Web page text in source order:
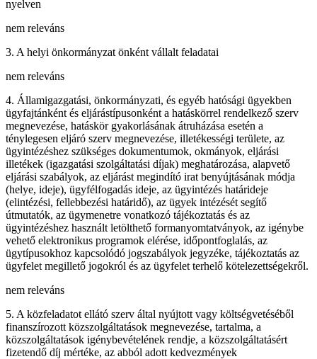
nyelven
nem releváns
3. A helyi önkormányzat önként vállalt feladatai
nem releváns
4. Államigazgatási, önkormányzati, és egyéb hatósági ügyekben
ügyfajtánként és eljárástípusonként a hatáskörrel rendelkező szerv
megnevezése, hatáskör gyakorlásának átruházása esetén a
ténylegesen eljáró szerv megnevezése, illetékességi területe, az
ügyintézéshez szükséges dokumentumok, okmányok, eljárási
illetékek (igazgatási szolgáltatási díjak) meghatározása, alapvető
eljárási szabályok, az eljárást megindító irat benyújtásának módja
(helye, ideje), ügyfélfogadás ideje, az ügyintézés határideje
(elintézési, fellebbezési határidő), az ügyek intézését segítő
útmutatók, az ügymenetre vonatkozó tájékoztatás és az
ügyintézéshez használt letölthető formanyomtatványok, az igénybe
vehető elektronikus programok elérése, időpontfoglalás, az
ügytípusokhoz kapcsolódó jogszabályok jegyzéke, tájékoztatás az
ügyfelet megillető jogokról és az ügyfelet terhelő kötelezettségekről.
nem releváns
5. A közfeladatot ellátó szerv által nyújtott vagy költségvetéséből
finanszírozott közszolgáltatások megnevezése, tartalma, a
közszolgáltatások igénybevételének rendje, a közszolgáltatásért
fizetendő díj mértéke, az abból adott kedvezmények